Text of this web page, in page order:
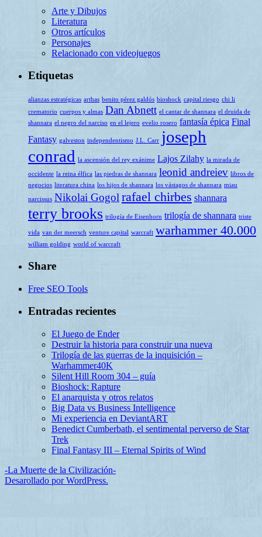
Arte y Dibujos
Literatura
Otros artículos
Personajes
Relacionado con videojuegos
Etiquetas
alianzas estratégicas arthas benito pérez galdós bioshock capital riesgo chi li
crematorio cuerpos y almas Dan Abnett el cantar de shannara el druida de
shannara el negro del narciso en el lejero evelio rosero fantasía épica Final
Fantasy galveston independentismo J.L. Carr joseph
conrad la ascensión del rey exánime Lajos Zilahy la mirada de
occidente la reina élfica las piedras de shannara leonid andreiev libros de
negocios literatura china los hijos de shannara los vástagos de shannara miau
narcissus Nikolai Gogol rafael chirbes shannara
terry brooks trilogía de Eisenhorn trilogía de shannara triste
vida van der meersch venture capital warcraft warhammer 40.000
william golding world of warcraft
Share
Free SEO Tools
Entradas recientes
El Juego de Ender
Destruir la historia para construir una nueva
Trilogía de las guerras de la inquisición –
Warhammer40K
Silent Hill Room 304 – guía
Bioshock: Rapture
El anarquista y otros relatos
Big Data vs Business Intelligence
Mi experiencia en DeviantART
Benedict Cumberbath, el sentimental perverso de Star
Trek
Final Fantasy III – Eternal Spirits of Wind
-La Muerte de la Civilización-
Desarollado por WordPress.